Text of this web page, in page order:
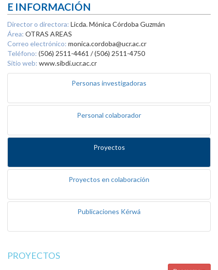
E INFORMACIÓN
Director o directora: Licda. Mónica Córdoba Guzmán
Área: OTRAS AREAS
Correo electrónico: monica.cordoba@ucr.ac.cr
Teléfono: (506) 2511-4461 / (506) 2511-4750
Sitio web: www.sibdi.ucr.ac.cr
Personas investigadoras
Personal colaborador
Proyectos
Proyectos en colaboración
Publicaciones Kérwá
PROYECTOS